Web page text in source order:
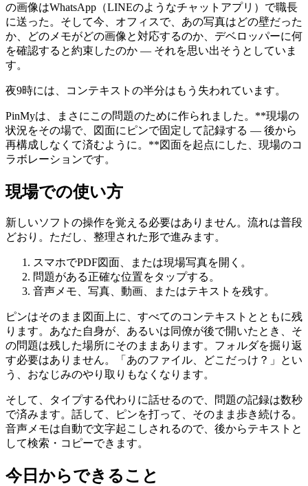
の画像はWhatsApp（LINEのようなチャットアプリ）で職長
に送った。そして今、オフィスで、あの写真はどの壁だった
か、どのメモがどの画像と対応するのか、デベロッパーに何
を確認すると約束したのか ― それを思い出そうとしていま
す。
夜9時には、コンテキストの半分はもう失われています。
PinMyは、まさにこの問題のために作られました。**現場の
状況をその場で、図面にピンで固定して記録する ― 後から
再構成しなくて済むように。**図面を起点にした、現場のコ
ラボレーションです。
現場での使い方
新しいソフトの操作を覚える必要はありません。流れは普段
どおり。ただし、整理された形で進みます。
スマホでPDF図面、または現場写真を開く。
問題がある正確な位置をタップする。
音声メモ、写真、動画、またはテキストを残す。
ピンはそのまま図面上に、すべてのコンテキストとともに残
ります。あなた自身が、あるいは同僚が後で開いたとき、そ
の問題は残した場所にそのままあります。フォルダを掘り返
す必要はありません。「あのファイル、どこだっけ？」とい
う、おなじみのやり取りもなくなります。
そして、タイプする代わりに話せるので、問題の記録は数秒
で済みます。話して、ピンを打って、そのまま歩き続ける。
音声メモは自動で文字起こしされるので、後からテキストと
して検索・コピーできます。
今日からできること